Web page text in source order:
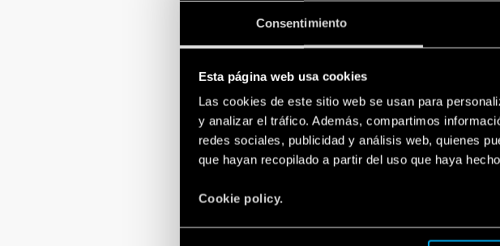
Consentimiento
Esta página web usa cookies
Las cookies de este sitio web se usan para
y analizar el tráfico. Además, compartimos
redes sociales, publicidad y análisis web, quienes
que hayan recopilado a partir del uso que haya
Cookie policy.